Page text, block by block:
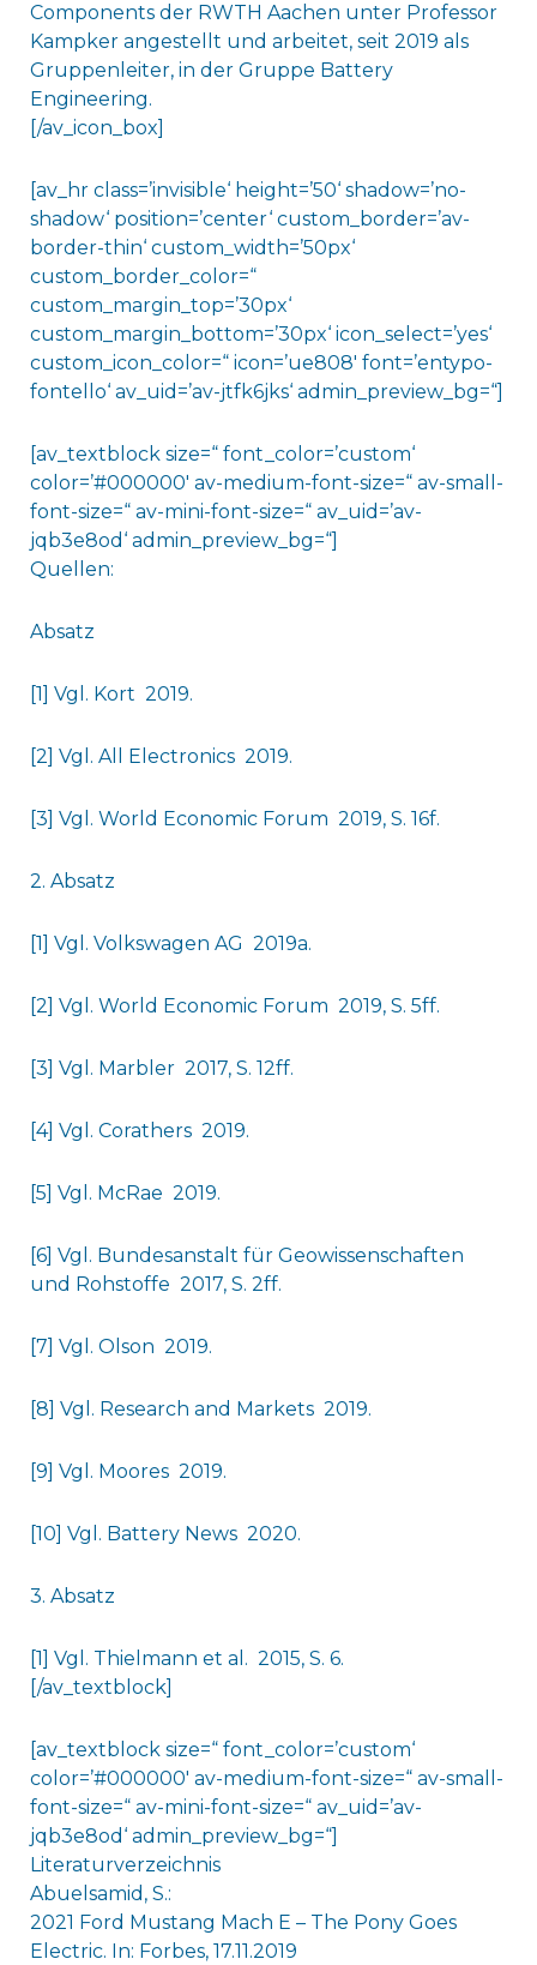
Components der RWTH Aachen unter Professor
Kampker angestellt und arbeitet, seit 2019 als
Gruppenleiter, in der Gruppe Battery
Engineering.
[/av_icon_box]
[av_hr class=’invisible‘ height=’50‘ shadow=’no-
shadow‘ position=’center‘ custom_border=’av-
border-thin‘ custom_width=’50px‘
custom_border_color=“
custom_margin_top=’30px‘
custom_margin_bottom=’30px‘ icon_select=’yes‘
custom_icon_color=“ icon=’ue808′ font=’entypo-
fontello‘ av_uid=’av-jtfk6jks‘ admin_preview_bg=“]
[av_textblock size=“ font_color=’custom‘
color=’#000000′ av-medium-font-size=“ av-small-
font-size=“ av-mini-font-size=“ av_uid=’av-
jqb3e8od‘ admin_preview_bg=“]
Quellen:
Absatz
[1] Vgl. Kort 2019.
[2] Vgl. All Electronics 2019.
[3] Vgl. World Economic Forum 2019, S. 16f.
2. Absatz
[1] Vgl. Volkswagen AG 2019a.
[2] Vgl. World Economic Forum 2019, S. 5ff.
[3] Vgl. Marbler 2017, S. 12ff.
[4] Vgl. Corathers 2019.
[5] Vgl. McRae 2019.
[6] Vgl. Bundesanstalt für Geowissenschaften
und Rohstoffe 2017, S. 2ff.
[7] Vgl. Olson 2019.
[8] Vgl. Research and Markets 2019.
[9] Vgl. Moores 2019.
[10] Vgl. Battery News 2020.
3. Absatz
[1] Vgl. Thielmann et al. 2015, S. 6.
[/av_textblock]
[av_textblock size=“ font_color=’custom‘
color=’#000000′ av-medium-font-size=“ av-small-
font-size=“ av-mini-font-size=“ av_uid=’av-
jqb3e8od‘ admin_preview_bg=“]
Literaturverzeichnis
Abuelsamid, S.:
2021 Ford Mustang Mach E – The Pony Goes
Electric. In: Forbes, 17.11.2019